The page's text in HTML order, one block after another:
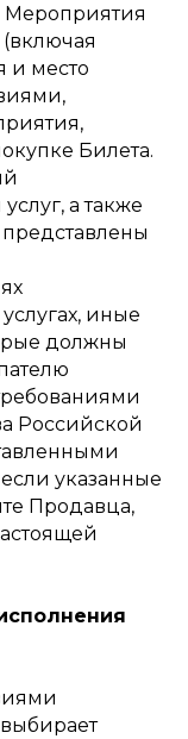
и место
Билета.
а также
иные
должны
Российской
указанные
Продавца,